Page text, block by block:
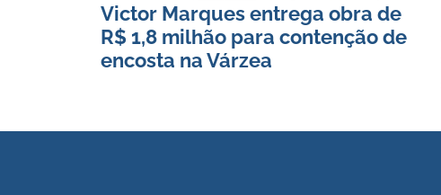
Victor Marques entrega obra de
R$ 1,8 milhão para contenção de
encosta na Várzea